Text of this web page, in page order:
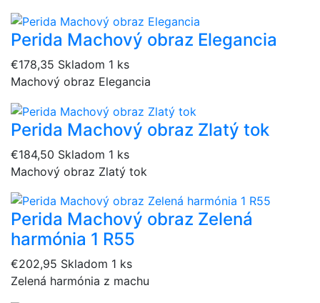
Perida Machový obraz Elegancia
€178,35 Skladom 1 ks
Machový obraz Elegancia
Perida Machový obraz Zlatý tok
€184,50 Skladom 1 ks
Machový obraz Zlatý tok
Perida Machový obraz Zelená
harmónia 1 R55
€202,95 Skladom 1 ks
Zelená harmónia z machu